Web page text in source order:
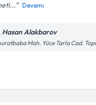
Devamı
Hasan Alakbarov
Mah. Yüce Tarla Cad.